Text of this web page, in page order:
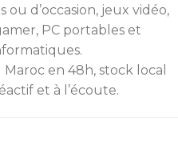
ou d’occasion, jeux vidéo,
PC portables et
en 48h, stock local
et à l’écoute.